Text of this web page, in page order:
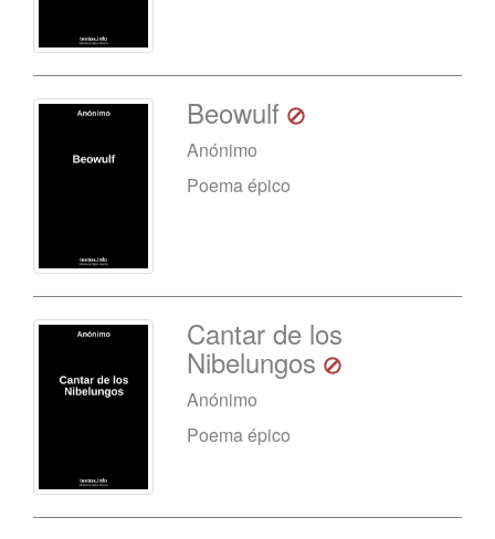
Beowulf
Anónimo
Poema épico
Cantar de los
Nibelungos
Anónimo
Poema épico